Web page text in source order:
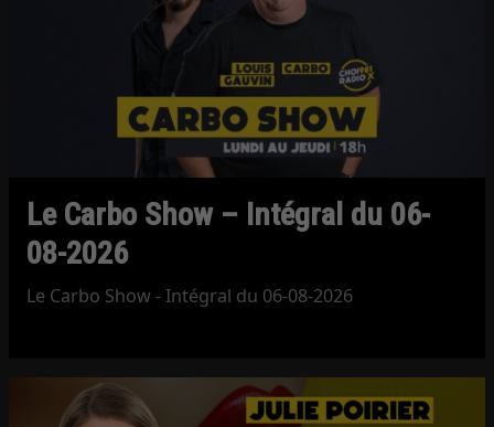
Le Carbo Show – Intégral du 06-
08-2026
Le Carbo Show - Intégral du 06-08-2026